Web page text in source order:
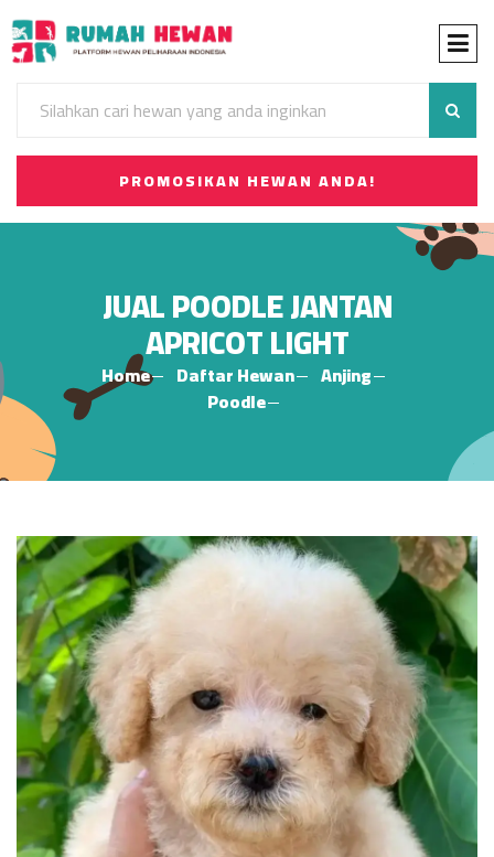
PROMOSIKAN HEWAN ANDA!
JUAL POODLE JANTAN
APRICOT LIGHT
Home Daftar Hewan
Anjing
Poodle